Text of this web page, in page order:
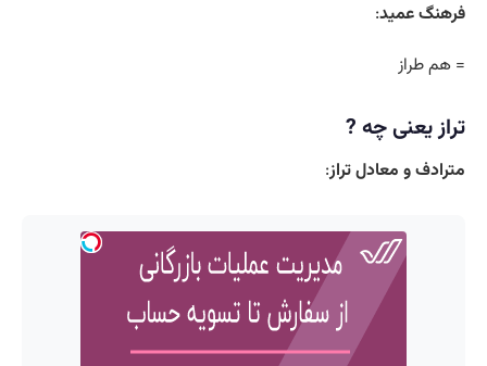
فرهنگ عمید:
= هم طراز
تراز یعنی چه ?
مترادف و معادل تراز: